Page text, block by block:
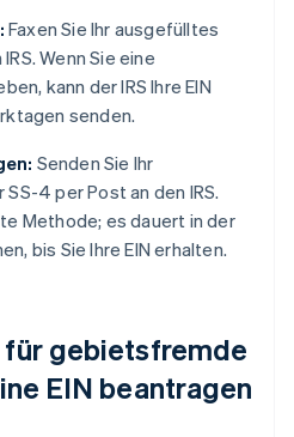
Faxen Sie Ihr ausgefülltes
Wenn Sie eine
kann der IRS Ihre EIN
senden.
Senden Sie Ihr
4 per Post an den IRS.
Methode; es dauert in der
bis Sie Ihre EIN erhalten.
gebietsfremde
EIN beantragen